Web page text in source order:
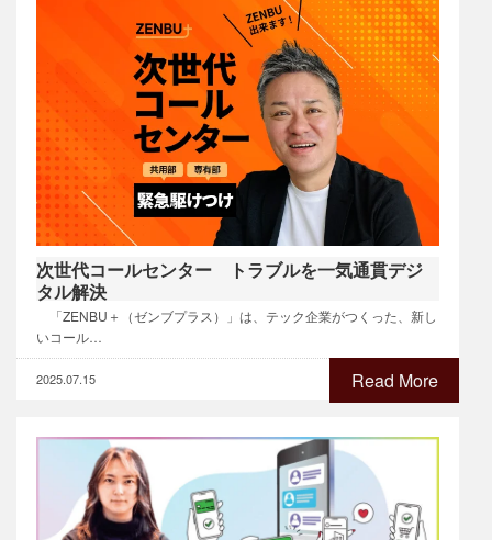
次世代コールセンター トラブルを一気通貫デジ
タル解決
「ZENBU＋（ゼンブプラス）」は、テック企業がつくった、新し
いコール…
Read More
2025.07.15